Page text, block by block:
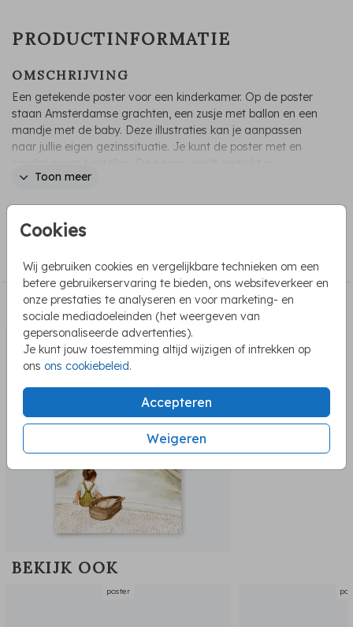
Cookies
Wij gebruiken cookies en vergelijkbare technieken om een
betere gebruikerservaring te bieden, ons websiteverkeer en
onze prestaties te analyseren en voor marketing- en
sociale mediadoeleinden (het weergeven van
gepersonaliseerde advertenties).
Je kunt jouw toestemming altijd wijzigen of intrekken op
ons ons cookiebeleid.
Accepteren
Weigeren
PRODUCTINFORMATIE
OMSCHRIJVING
Een getekende poster voor een kinderkamer. Op de poster
staan Amsterdamse grachten, een zusje met ballon en een
mandje met de baby. Deze illustraties kan je aanpassen
naar jullie eigen gezinssituatie. Je kunt de poster met en
goudfolie. Bekijk ook het geboortekaartje uit deze serie.
Toon meer
Irene Jelier
COLLECTIE
Posters met folie
PASSEND BIJ DE KAART
BEKIJK OOK
poster